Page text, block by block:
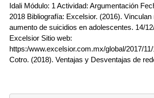
Idali Módulo: 1 Actividad: Argumentación
2018 Bibliografía: Excelsior. (2016).
aumento de suicidios en adolescentes. 14/
Excelsior Sitio web:
https:/www.excelsior.com.mx/global/2017/
Cotro. (2018). Ventajas y Desventajas de